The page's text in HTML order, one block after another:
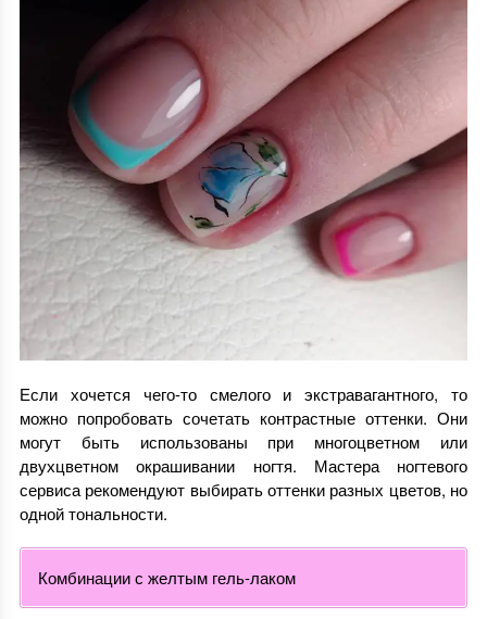
Если хочется чего-то смелого и экстравагантного, то
можно попробовать сочетать контрастные оттенки. Они
могут быть использованы при многоцветном или
двухцветном окрашивании ногтя. Мастера ногтевого
сервиса рекомендуют выбирать оттенки разных цветов, но
одной тональности.
Комбинации с желтым гель-лаком